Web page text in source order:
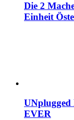
Die 2
Einheit
EVER